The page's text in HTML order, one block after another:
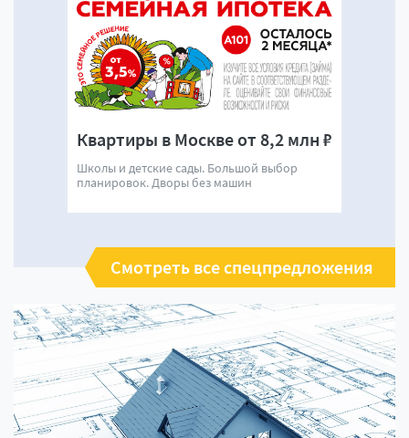
Квартиры в Москве от 8,2 млн ₽
Школы и детские сады. Большой выбор
планировок. Дворы без машин
Смотреть все спецпредложения